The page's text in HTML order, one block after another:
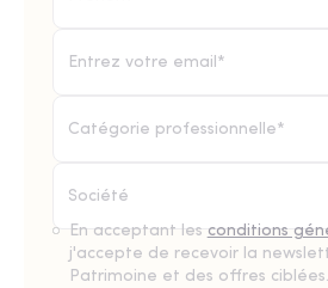
Catégorie professionnelle*
En acceptant les conditions
j'accepte de recevoir la
Patrimoine et des offres ciblées.